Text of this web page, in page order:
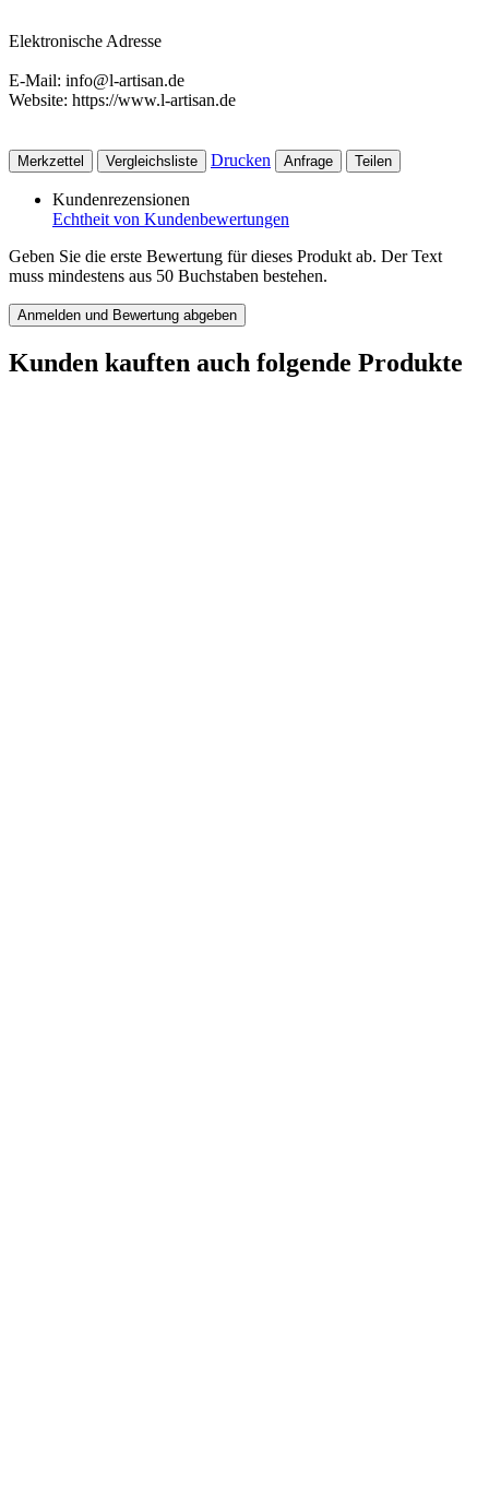
Elektronische Adresse
E-Mail: info@l-artisan.de
Website: https://www.l-artisan.de
Merkzettel Vergleichsliste Drucken Anfrage Teilen
Kundenrezensionen
Echtheit von Kundenbewertungen
Geben Sie die erste Bewertung für dieses Produkt ab. Der Text
muss mindestens aus 50 Buchstaben bestehen.
Anmelden und Bewertung abgeben
Kunden kauften auch folgende Produkte